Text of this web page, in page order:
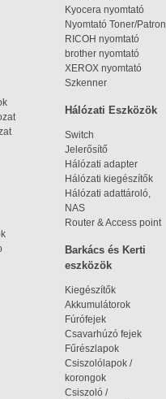
Kyocera nyomtató
Nyomtató Toner/Patron
RICOH nyomtató
brother nyomtató
XEROX nyomtató
Szkenner
Hálózati Eszközök
Switch
Jelerősítő
Hálózati adapter
Hálózati kiegészítők
Hálózati adattároló,
NAS
Router & Access point
Barkács és Kerti
eszközök
Kiegészítők
Akkumulátorok
Fúrófejek
Csavarhúzó fejek
Fűrészlapok
Csiszolólapok /
korongok
Csiszoló /